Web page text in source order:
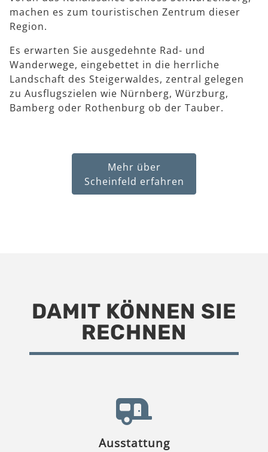
machen es zum touristischen Zentrum dieser
Region.
Es erwarten Sie ausgedehnte Rad- und
Wanderwege, eingebettet in die herrliche
Landschaft des Steigerwaldes, zentral gelegen
zu Ausflugszielen wie Nürnberg, Würzburg,
Bamberg oder Rothenburg ob der Tauber.
Mehr über
Scheinfeld erfahren
DAMIT KÖNNEN SIE
RECHNEN
Ausstattung